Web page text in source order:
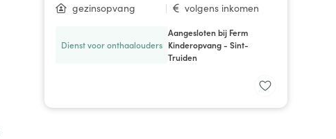
gezinsopvang | volgens inkomen
Dienst voor onthaalouders
Aangesloten bij Ferm
Kinderopvang - Sint-
Truiden